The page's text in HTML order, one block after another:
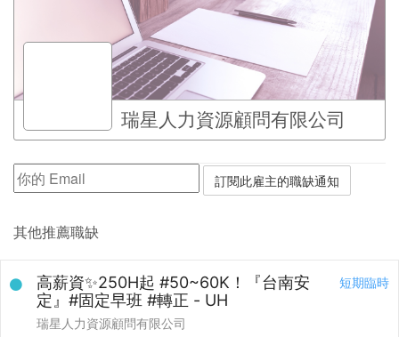
瑞星人力資源顧問有限公司
其他推薦職缺
短期臨時
高薪資✨250H起 #50~60K！『台南安
定』#固定早班 #轉正 - UH
瑞星人力資源顧問有限公司